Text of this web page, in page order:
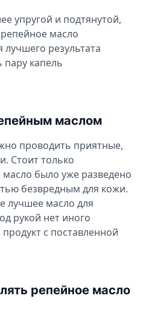
упругой и подтянутой,
масло
результата
капель
маслом
проводить приятные,
Стоит только
было уже разведено
безвредным для кожи.
лучшее масло для
рукой нет иного
с поставленной
репейное масло